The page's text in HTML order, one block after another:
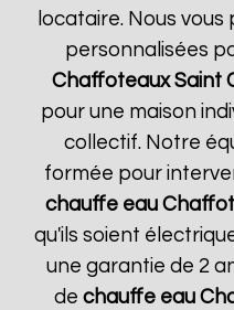
locataire. Nous
personnalisées
Chaffoteaux Saint
pour une maison
collectif. Notre
formée pour
chauffe eau
qu'ils soient
une garantie de 2
dechauffe eau